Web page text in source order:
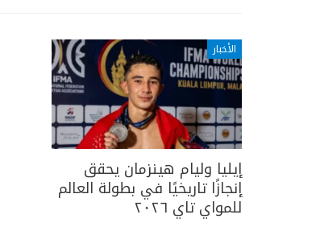
الأخبار
إيليا وليام هينزمان يحقق
إنجازًا تاريخيًا في بطولة العالم
للمواي تاي ٢٠٢٦